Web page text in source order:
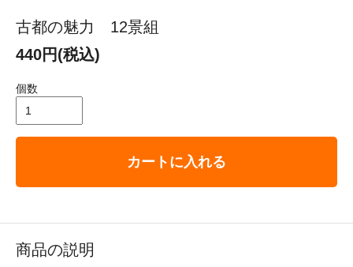
古都の魅力 12景組
440円(税込)
個数
カートに入れる
商品の説明